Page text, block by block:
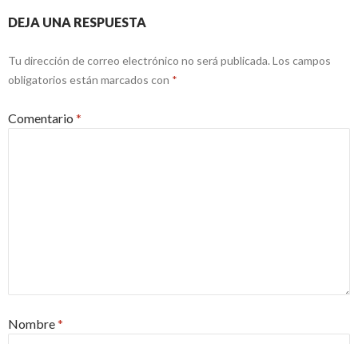
DEJA UNA RESPUESTA
Tu dirección de correo electrónico no será publicada. Los campos
obligatorios están marcados con *
Comentario *
Nombre*